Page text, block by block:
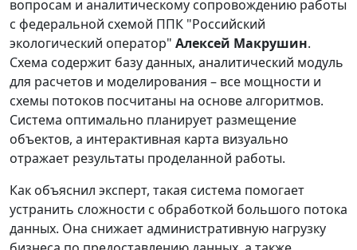
вопросам и аналитическому сопровождению работы
с федеральной схемой ППК "Российский
экологический оператор" Алексей Макрушин.
Схема содержит базу данных, аналитический модуль
для расчетов и моделирования – все мощности и
схемы потоков посчитаны на основе алгоритмов.
Система оптимально планирует размещение
объектов, а интерактивная карта визуально
отражает результаты проделанной работы.
Как объяснил эксперт, такая система помогает
устранить сложности с обработкой большого потока
данных. Она снижает административную нагрузку